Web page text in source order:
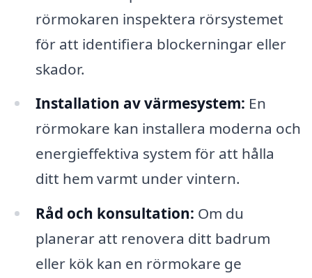
rörmokaren inspektera rörsystemet
för att identifiera blockerningar eller
skador.
Installation av värmesystem: En
rörmokare kan installera moderna och
energieffektiva system för att hålla
ditt hem varmt under vintern.
Råd och konsultation: Om du
planerar att renovera ditt badrum
eller kök kan en rörmokare ge